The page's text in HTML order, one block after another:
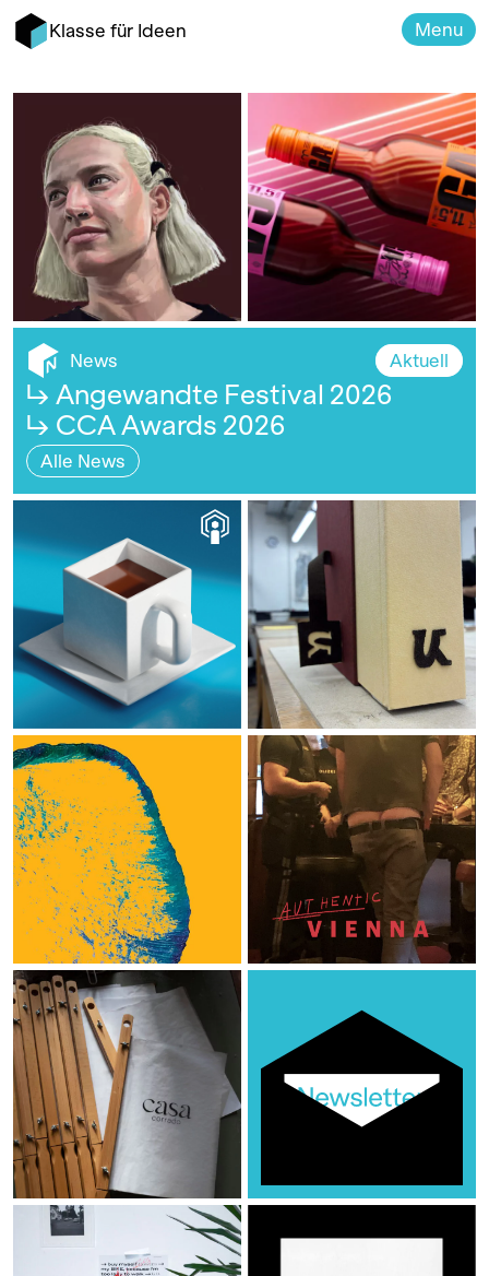
Klasse für Ideen Menu
KFI-Kaffeekränzchen
Weingut Dürenberg
Schuber+Umschlag
World Child Forum Authentic Vienna
Casa Corrado
Was ich mag.
News Aktuell
↳ Angewandte Festival 2026
↳ CCA Awards 2026
Alle News